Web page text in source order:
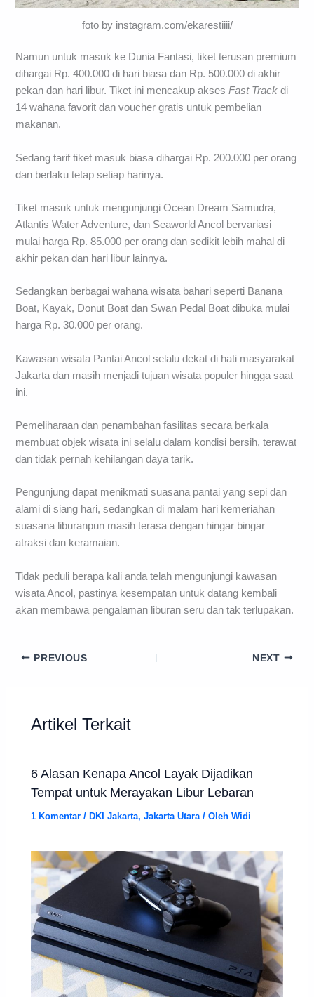
foto by instagram.com/ekarestiiii/
Namun untuk masuk ke Dunia Fantasi, tiket terusan premium
dihargai Rp. 400.000 di hari biasa dan Rp. 500.000 di akhir
pekan dan hari libur. Tiket ini mencakup aksesFast Track di
14 wahana favorit dan voucher gratis untuk pembelian
makanan.
Sedang tarif tiket masuk biasa dihargai Rp. 200.000 per orang
dan berlaku tetap setiap harinya.
Tiket masuk untuk mengunjungi Ocean Dream Samudra,
Atlantis Water Adventure, dan Seaworld Ancol bervariasi
mulai harga Rp. 85.000 per orang dan sedikit lebih mahal di
akhir pekan dan hari libur lainnya.
Sedangkan berbagai wahana wisata bahari seperti Banana
Boat, Kayak, Donut Boat dan Swan Pedal Boat dibuka mulai
harga Rp. 30.000 per orang.
Kawasan wisata Pantai Ancol selalu dekat di hati masyarakat
Jakarta dan masih menjadi tujuan wisata populer hingga saat
ini.
Pemeliharaan dan penambahan fasilitas secara berkala
membuat objek wisata ini selalu dalam kondisi bersih, terawat
dan tidak pernah kehilangan daya tarik.
Pengunjung dapat menikmati suasana pantai yang sepi dan
alami di siang hari, sedangkan di malam hari kemeriahan
suasana liburanpun masih terasa dengan hingar bingar
atraksi dan keramaian.
Tidak peduli berapa kali anda telah mengunjungi kawasan
wisata Ancol, pastinya kesempatan untuk datang kembali
akan membawa pengalaman liburan seru dan tak terlupakan.
PREVIOUS NEXT
Artikel Terkait
6 Alasan Kenapa Ancol Layak Dijadikan
Tempat untuk Merayakan Libur Lebaran
1 Komentar /DKI Jakarta,Jakarta Utara / OlehWidi